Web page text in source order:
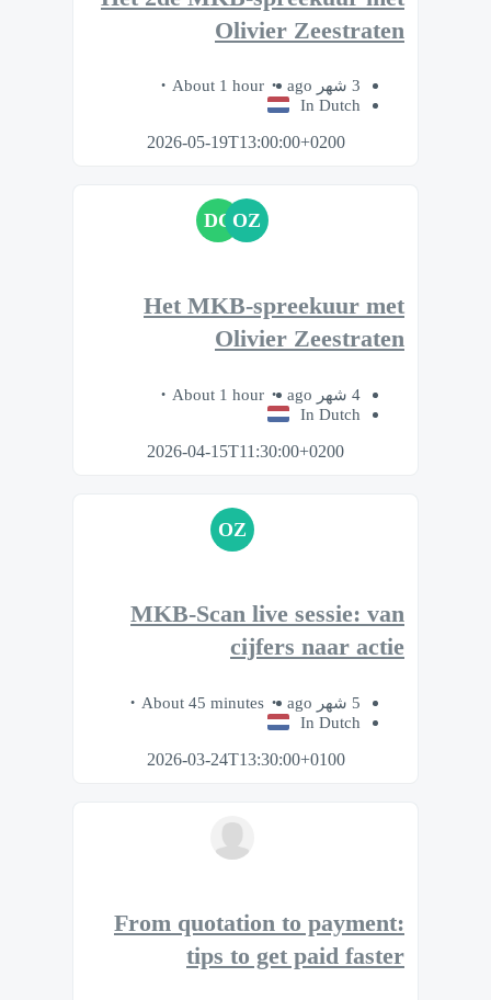
Olivier Zeestraten
3 شهر ago
About 1 hour
In Dutch
2026-05-19T13:00:00+0200
OZ
DC
Het MKB-spreekuur met
Olivier Zeestraten
4 شهر ago
About 1 hour
In Dutch
2026-04-15T11:30:00+0200
OZ
MKB-Scan live sessie: van
cijfers naar actie
5 شهر ago
About 45 minutes
In Dutch
2026-03-24T13:30:00+0100
From quotation to payment:
tips to get paid faster